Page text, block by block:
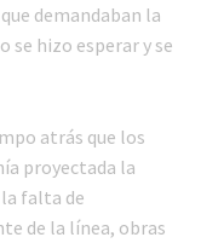
demandaban la
se hizo esperar y se
atrás que los
proyectada la
falta de
de la línea, obras